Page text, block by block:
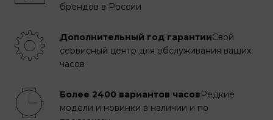
брендов в России
Дополнительный год гарантииСвой
сервисный центр для обслуживания ваших
часов
Более 2400 вариантов часовРедкие
модели и новинки в наличии и по